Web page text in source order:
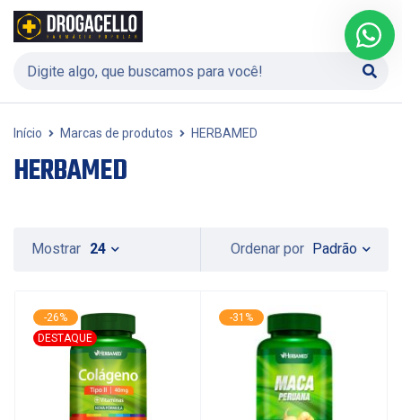
Início Marcas de produtos HERBAMED
HERBAMED
Ordenar por Padrão
Mostrar 24
-26%
DESTAQUE
-31%